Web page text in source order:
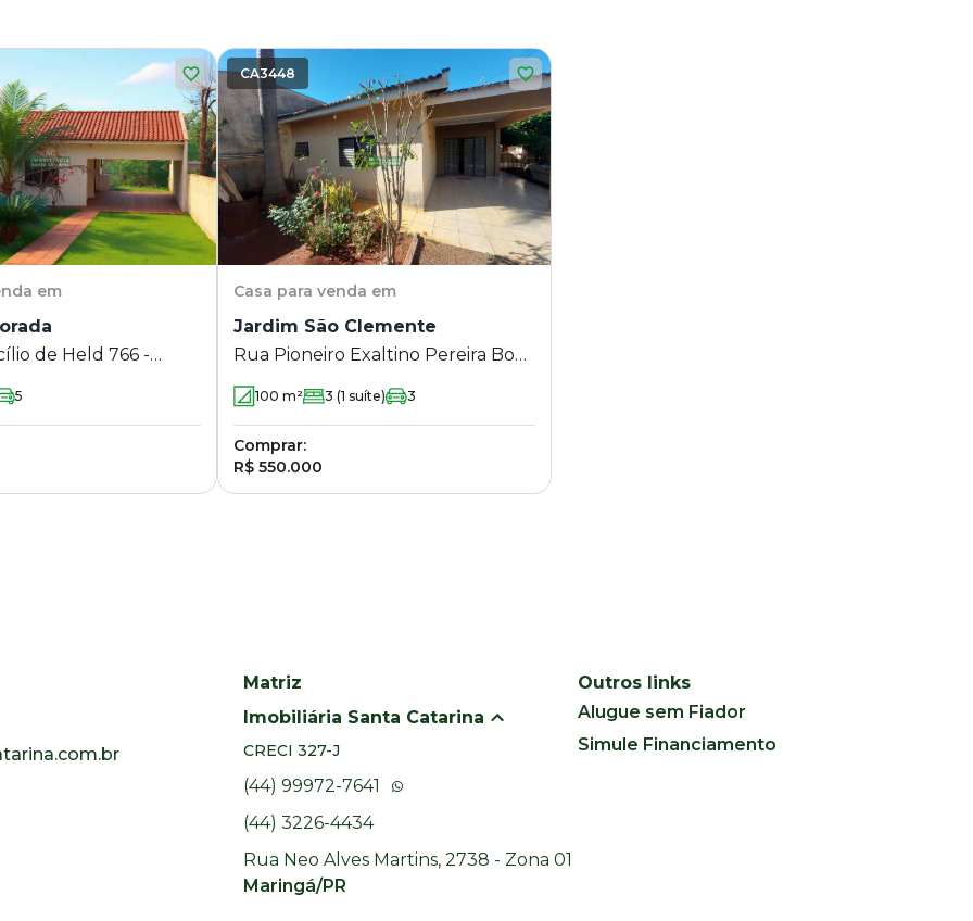
em
de Held 766 -
5
CA3448
Casa para venda em
Jardim São Clemente
Rua Pioneiro Exaltino Pereira Boa
Sorte 1390 - Jardim São Clemente
- Maringá - PR
100 m² 3 (1 suíte) 3
Comprar:
R$ 550.000
Matriz
Imobiliária Santa Catarina
CRECI 327-J
(44) 99972-7641
(44) 3226-4434
Rua Neo Alves Martins, 2738 - Zona 01
Maringá/PR
Outros links
Alugue sem Fiador
Simule Financiamento